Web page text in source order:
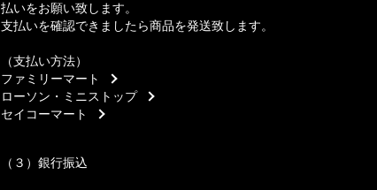
払いをお願い致します。
支払いを確認できましたら商品を発送致します。
（支払い方法）
ファミリーマート
ローソン・ミニストップ
セイコーマート
（３）銀行振込